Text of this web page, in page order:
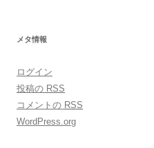
メタ情報
ログイン
投稿の RSS
コメントの RSS
WordPress.org